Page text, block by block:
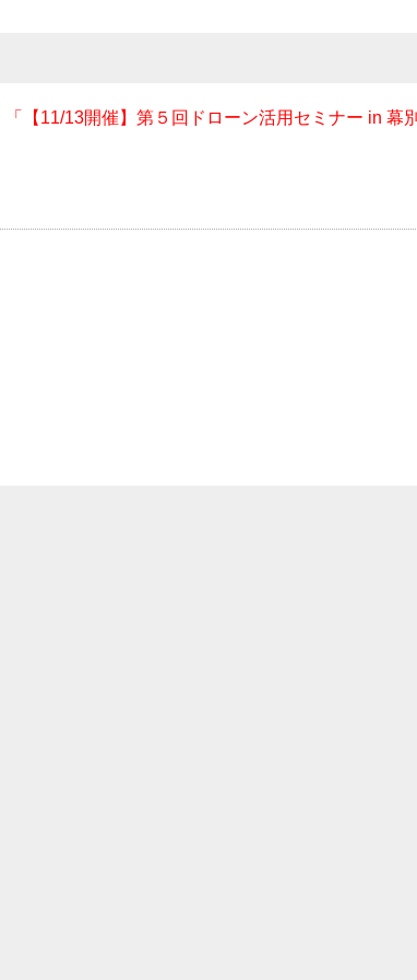
【11/13開催】第５回ドローン活用セミナー in